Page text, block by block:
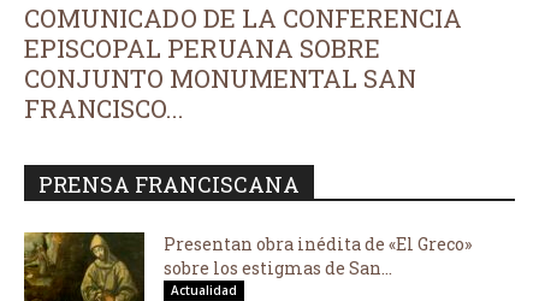
COMUNICADO DE LA CONFERENCIA
EPISCOPAL PERUANA SOBRE
CONJUNTO MONUMENTAL SAN
FRANCISCO...
PRENSA FRANCISCANA
Presentan obra inédita de «El Greco»
sobre los estigmas de San...
Actualidad